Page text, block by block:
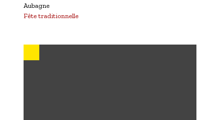
Aubagne
Fête traditionnelle